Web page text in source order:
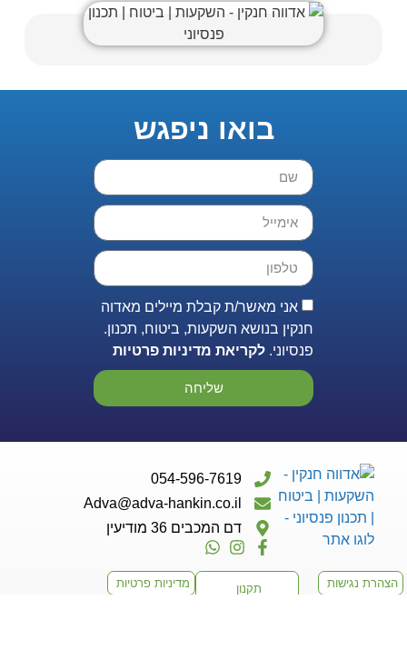
בואו ניפגש
אני מאשר/ת קבלת מיילים מאדוה
חנקין בנושא השקעות, ביטוח, תכנון.
פנסיוני.לקריאת מדיניות פרטיות
שליחה
054-596-7619
Adva@adva-hankin.co.il
דם המכבים 36 מודיעין
הצהרת נגישות תקנון מדיניות פרטיות